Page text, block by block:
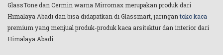
GlassTone dan Cermin warna Mirromax merupakan produk dari
Himalaya Abadi dan bisa didapatkan di Glassmart, jaringantoko kaca
premium yang menjual produk-produk kaca arsitektur dan interior dari
Himalaya Abadi.